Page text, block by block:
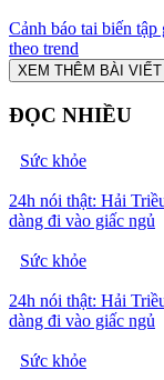
Cảnh báo tai biến
theo trend
XEM THÊM BÀI VIẾT
ĐỌC NHIỀU
Sức khỏe
24h nói thật: Hải
dàng đi vào giấc ngủ
Sức khỏe
24h nói thật: Hải
dàng đi vào giấc ngủ
Sức khỏe